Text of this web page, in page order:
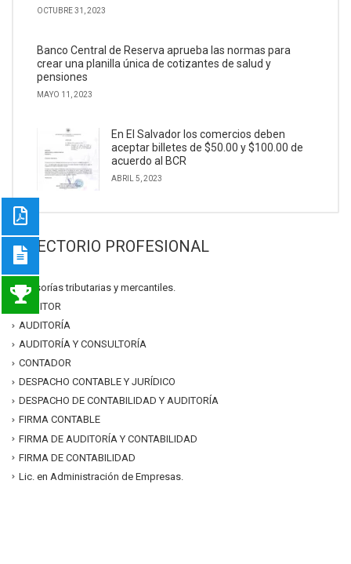
OCTUBRE 31, 2023
Banco Central de Reserva aprueba las normas para
crear una planilla única de cotizantes de salud y
pensiones
MAYO 11, 2023
En El Salvador los comercios deben
aceptar billetes de $50.00 y $100.00 de
acuerdo al BCR
ABRIL 5, 2023
DIRECTORIO PROFESIONAL
asesorías tributarias y mercantiles.
AUDITOR
AUDITORÍA
AUDITORÍA Y CONSULTORÍA
CONTADOR
DESPACHO CONTABLE Y JURÍDICO
DESPACHO DE CONTABILIDAD Y AUDITORÍA
FIRMA CONTABLE
FIRMA DE AUDITORÍA Y CONTABILIDAD
FIRMA DE CONTABILIDAD
Lic. en Administración de Empresas.